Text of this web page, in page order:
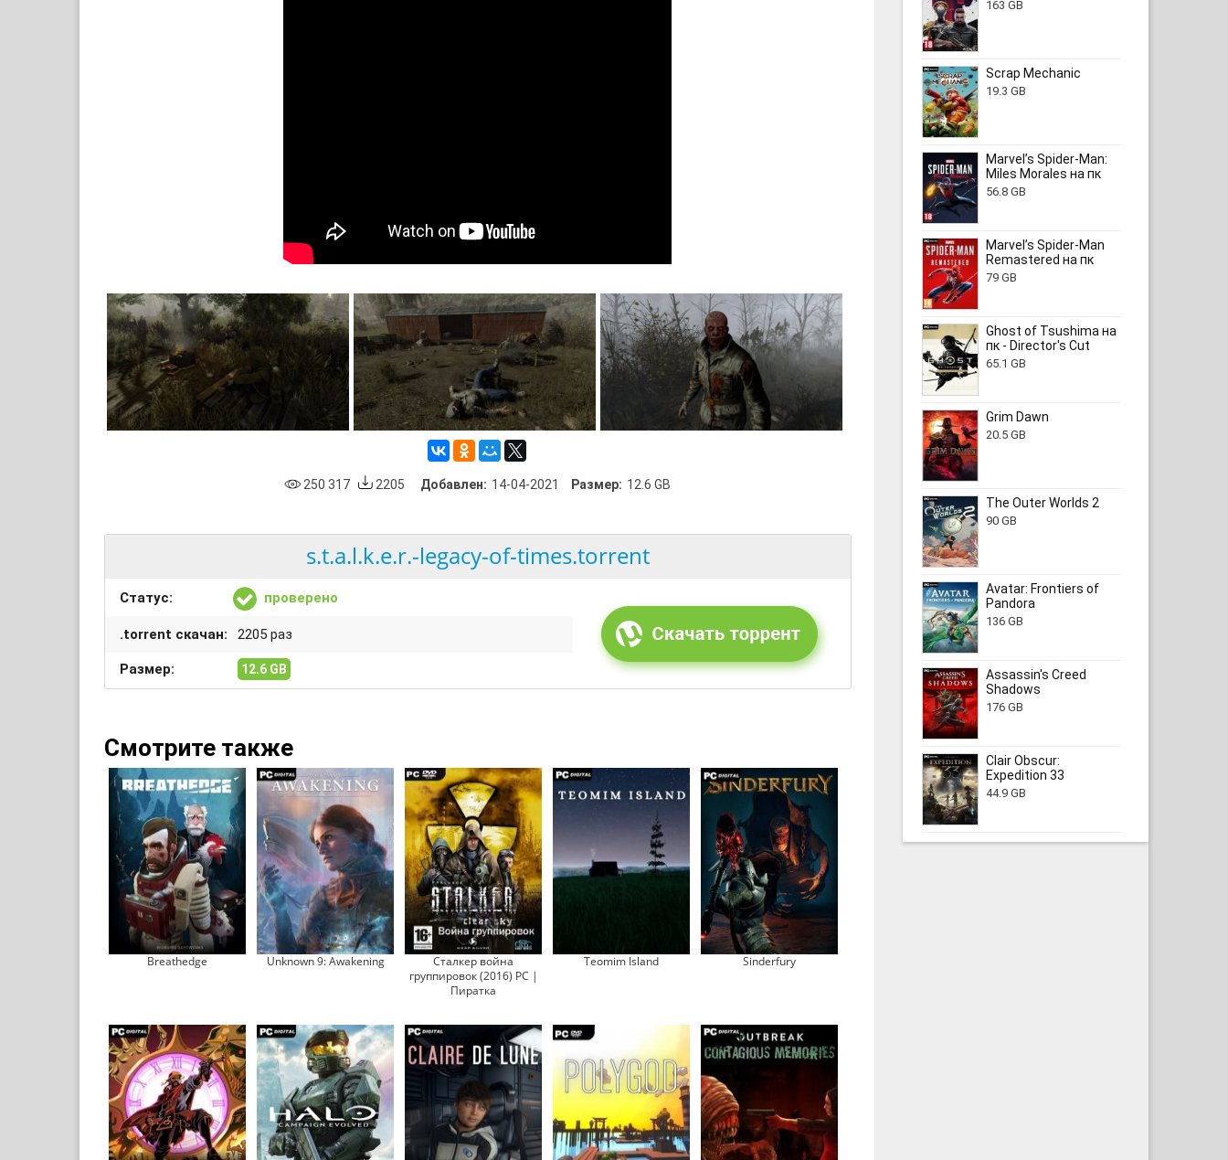
250 317 2205 Добавлен: 14-04-2021 Размер: 12.6 GB
s.t.a.l.k.e.r.-legacy-of-times.torrent
Статус: проверено
.torrent скачан: 2205 раз
Размер: 12.6 GB
Смотрите также
Breathedge Unknown 9: Awakening
Сталкер война
группировок (2016) PC |
Пиратка
Teomim Island Sinderfury
163 GB
Scrap Mechanic
19.3 GB
Marvel’s Spider-Man:
Miles Morales на пк
56.8 GB
Marvel’s Spider-Man
Remastered на пк
79 GB
Ghost of Tsushima на
пк - Director's Cut
65.1 GB
Grim Dawn
20.5 GB
The Outer Worlds 2
90 GB
Avatar: Frontiers of
Pandora
136 GB
Assassin's Creed
Shadows
176 GB
Clair Obscur:
Expedition 33
44.9 GB